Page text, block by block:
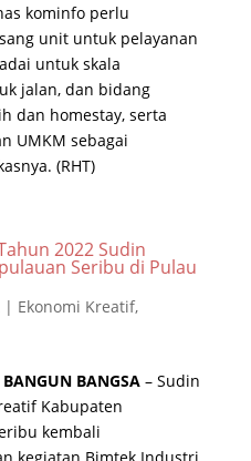
kominfo perlu
unit untuk pelayanan
untuk skala
jalan, dan bidang
dan homestay, serta
UMKM sebagai
(RHT)
2022 Sudin
Seribu di Pulau
| Ekonomi Kreatif,
BANGSA– Sudin
Kabupaten
kembali